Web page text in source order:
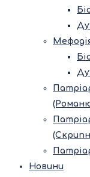
Новини